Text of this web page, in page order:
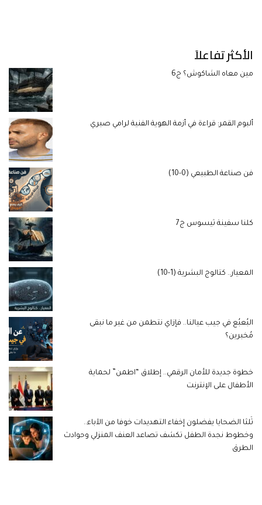
الأكثر تفاعلاً
مين معاه الشاكوش؟ ج6
ألبوم القمر: قراءة في أزمة الهوية الفنية لرامي صبري
فن صناعة الطبيعي (0-10)
كلنا سفينة ثيسوس ج7
المعيار.. كتالوج البشرية (1-10)
البُعبُع في جيب عيالنا.. فإزاي نتطمن من غير ما نبقى
مُخبرين؟
خطوة جديدة للأمان الرقمي.. إطلاق “اطمن” لحماية
الأطفال على الإنترنت
ثُلثا الضحايا يفضلون إخفاء التهديدات خوفا من الآباء..
وخطوط نجدة الطفل تكشف تصاعد العنف المنزلي وحوادث
الطرق